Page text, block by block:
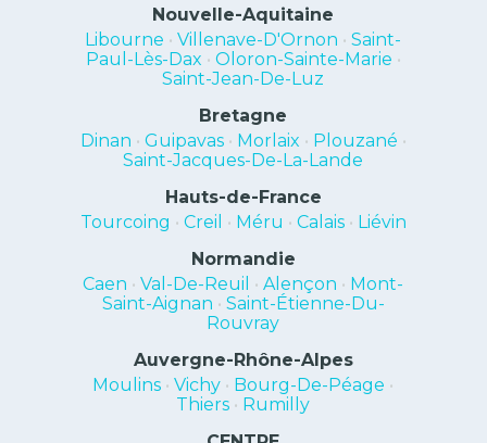
Nouvelle-Aquitaine
Libourne •Villenave-D'Ornon •Saint-
Paul-Lès-Dax • Oloron-Sainte-Marie •
Saint-Jean-De-Luz
Bretagne
Dinan • Guipavas• Morlaix • Plouzané •
Saint-Jacques-De-La-Lande
Hauts-de-France
Tourcoing • Creil • Méru • Calais• Liévin
Normandie
Caen •Val-De-Reuil •Alençon • Mont-
Saint-Aignan • Saint-Étienne-Du-
Rouvray
Auvergne-Rhône-Alpes
Moulins •Vichy • Bourg-De-Péage •
Thiers • Rumilly